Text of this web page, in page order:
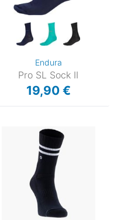
Endura
Pro SL Sock II
19,90 €